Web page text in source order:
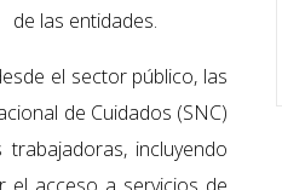
de las entidades.
el sector público, las
de Cuidados (SNC)
incluyendo